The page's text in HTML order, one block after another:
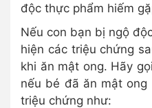
độc thực phẩm hiếm
Nếu con bạn bị ngộ
hiện các triệu chứng
khi ăn mật ong. Hãy
nếu bé đã ăn mật
triệu chứng như: